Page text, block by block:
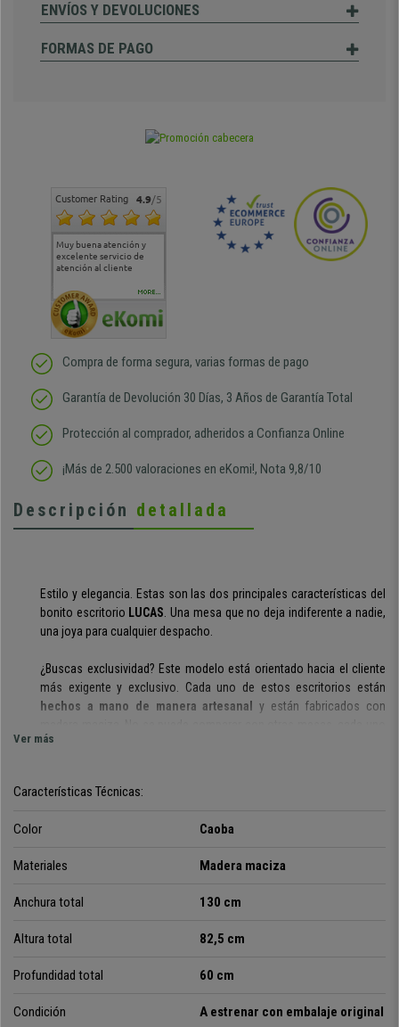
ENVÍOS Y DEVOLUCIONES
FORMAS DE PAGO
Customer Rating 4.9/5
Muy buena atención y
excelente servicio de
atención al cliente
Muy buena atención de
cara al asesoramiento
Si estoy contento
MORE...
Compra de forma segura, varias formas de pago
Garantía de Devolución 30 Días, 3 Años de Garantía Total
Protección al comprador, adheridos a Confianza Online
¡Más de 2.500 valoraciones en eKomi!, Nota 9,8/10
Descripción detallada
Estilo y elegancia. Estas son las dos principales características del
bonito escritorio LUCAS . Una mesa que no deja indiferente a nadie,
una joya para cualquier despacho.
¿Buscas exclusividad? Este modelo está orientado hacia el cliente
más exigente y exclusivo.
Cada uno de estos escritorios están
hechos a mano de manera artesanal
y están fabricados con
de estos escritorios es único y tiene su propio encanto.
(sin tratar, decapado, barnizado o pintado)
pasando por tonos de lo más coloridos.
Esta mesa tiene el tamaño perfecto . Con una superficie total de
2 prácticos cajones para almacenamiento
extra
, como puedes ver en las imagenes. Una mesa muy completa,
Ver más
Características Técnicas:
Color Caoba
Materiales Madera maciza
Anchura total 130 cm
Altura total 82,5 cm
Profundidad total 60 cm
Condición A estrenar con embalaje original